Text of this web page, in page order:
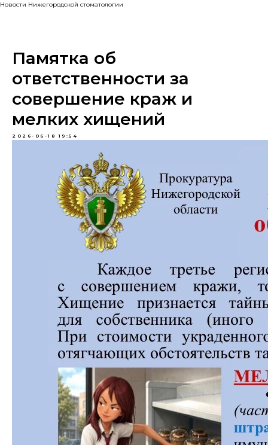
Новости Нижегородской стоматологии
Памятка об
ответственности за
совершение краж и
мелких хищений
2026-06-18 19:54